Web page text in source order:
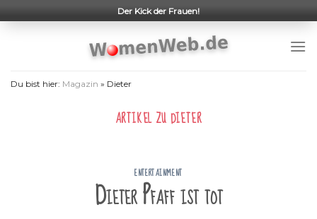
to
Der Kick der Frauen!
Du bist hier: Magazin » Dieter
ARTIKEL ZUDIETER
ENTERTAINMENT
Dieter Pfaff ist tot